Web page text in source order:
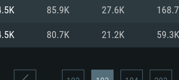
85.9K 27.6K
80.7K 21.2K 59.3K